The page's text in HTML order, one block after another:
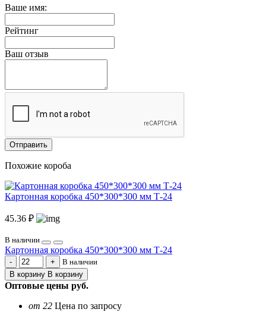
Ваше имя:
Рейтинг
Ваш отзыв
Отправить
Похожие короба
Картонная коробка 450*300*300 мм Т-24
45.36 ₽
В наличии
Картонная коробка 450*300*300 мм Т-24
В наличии
В корзину В корзину
Оптовые цены руб.
от 22 Цена по запросу